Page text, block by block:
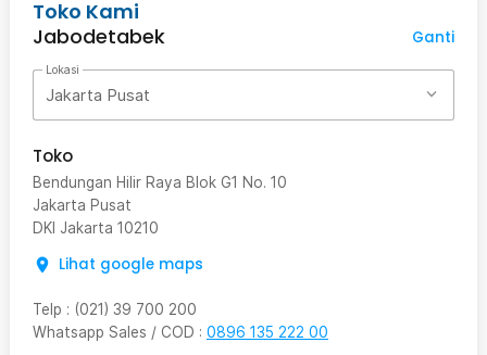
Toko Kami
Jabodetabek
Ganti
Lokasi
Jakarta Pusat
Toko
Bendungan Hilir Raya Blok G1 No. 10
Jakarta Pusat
DKI Jakarta 10210
Lihat google maps
Telp : (021) 39 700 200
Whatsapp Sales / COD : 0896 135 222 00